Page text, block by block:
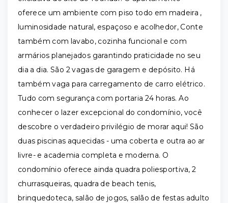
oferece um ambiente com piso todo em madeira ,
luminosidade natural, espaçoso e acolhedor, Conte
também com lavabo, cozinha funcional e com
armários planejados garantindo praticidade no seu
dia a dia. São 2 vagas de garagem e depósito. Há
também vaga para carregamento de carro elétrico.
Tudo com segurança com portaria 24 horas. Ao
conhecer o lazer excepcional do condomínio, você
descobre o verdadeiro privilégio de morar aqui! São
duas piscinas aquecidas - uma coberta e outra ao ar
livre- e academia completa e moderna. O
condomínio oferece ainda quadra poliesportiva, 2
churrasqueiras, quadra de beach tenis,
brinquedoteca, salão de jogos, salão de festas adulto